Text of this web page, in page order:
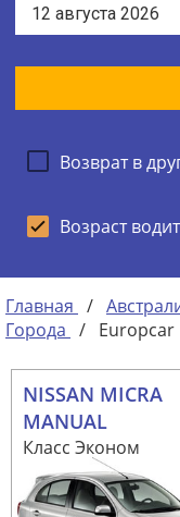
Возврат в
Возраст
Главная /
Города / Europcar
NISSAN MICRA
MANUAL
Класс Эконом